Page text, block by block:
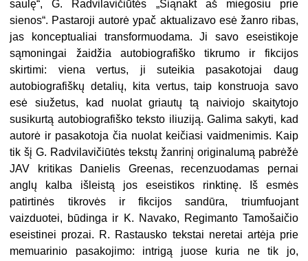
saulę“, G. Radvilavičiūtės „Šiąnakt aš miegosiu prie
sienos“. Pastaroji autorė ypač aktualizavo esė žanro ribas,
jas konceptualiai transformuodama. Ji savo eseistikoje
sąmoningai žaidžia autobiografiško tikrumo ir fikcijos
skirtimi: viena vertus, ji suteikia pasakotojai daug
autobiografiškų detalių, kita vertus, taip konstruoja savo
esė siužetus, kad nuolat griautų tą naiviojo skaitytojo
susikurtą autobiografiško teksto iliuziją. Galima sakyti, kad
autorė ir pasakotoja čia nuolat keičiasi vaidmenimis. Kaip
tik šį G. Radvilavičiūtės tekstų žanrinį originalumą pabrėžė
JAV kritikas Danielis Greenas, recenzuodamas pernai
anglų kalba išleistą jos eseistikos rinktinę. Iš esmės
patirtinės tikrovės ir fikcijos sandūra, triumfuojant
vaizduotei, būdinga ir K. Navako, Regimanto Tamošaičio
eseistinei prozai. R. Rastausko tekstai neretai artėja prie
memuarinio pasakojimo: intrigą juose kuria ne tik jo,